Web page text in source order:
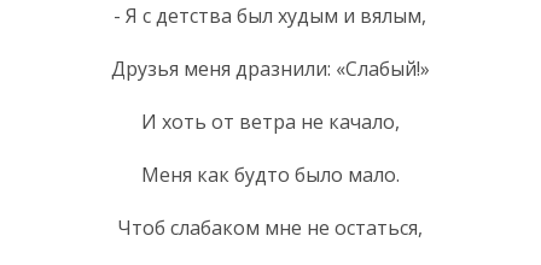
- Я с детства был худым и вялым,
Друзья меня дразнили: «Слабый!»
И хоть от ветра не качало,
Меня как будто было мало.
Чтоб слабаком мне не остаться,